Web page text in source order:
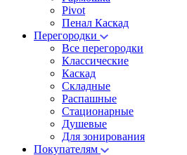
Pivot
Пенал Каскад
Перегородки
Все перегородки
Классические
Каскад
Складные
Распашные
Стационарные
Душевые
Для зонирования
Покупателям